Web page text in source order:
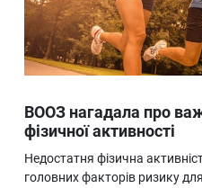
ВООЗ нагадала про
фізичної активності
Недостатня фізична
головних факторів ризику